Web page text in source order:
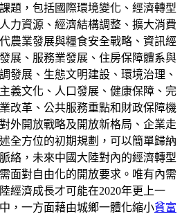
題，包括國際環境變化、經濟轉型
力資源、經濟結構調整、擴大消費
農業發展與糧食安全戰略、資訊經
展、服務業發展、住房保障體系與
發展、生態文明建設、環境治理、
義文化、人口發展、健康保障、完
改革、公共服務重點和財政保障機
外開放戰略及開放新格局、企業走
全方位的初期規劃，可以簡單歸納
絡，未來中國大陸對內的經濟轉型
面對自由化的開放要求。唯有內需
經濟成長才可能在2020年更上一
，一方面藉由城鄉一體化縮小貧富